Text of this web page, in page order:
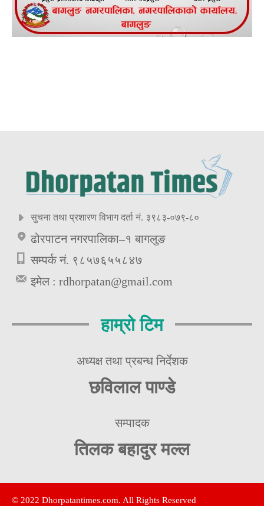
सुचना तथा प्रशारण विभाग दर्ता नं. ३९८३-०७९-८०
ढोरपाटन नगरपालिका–१ बागलुङ
सम्पर्क नं. ९८५७६५५८४७
इमेल : rdhorpatan@gmail.com
हाम्रो टिम
अध्यक्ष तथा प्रबन्ध निर्देशक
छविलाल पाण्डे
सम्पादक
तिलक बहादुर मल्ल
© 2022 Dhorpatantimes.com. All Rights Reserved